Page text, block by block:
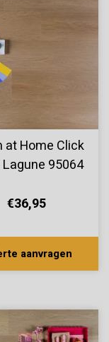
at Home Click
Lagune 95064
€36,95
aanvragen